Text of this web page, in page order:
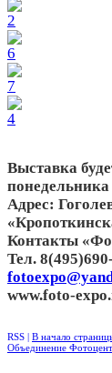
Выставка
понедельника
Адрес:
Контакты
Тел.
www.foto-
RSS | В начало
Объединение